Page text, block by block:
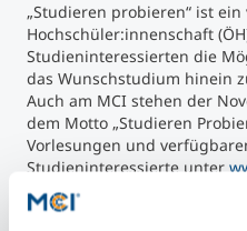
„Studieren probieren“ ist
Hochschüler:innenschaft
Studieninteressierten die
das Wunschstudium hinein
Auch am MCI stehen der
dem Motto „Studieren
Vorlesungen und
Studieninteressierte unter
Anmeldung zu den
über diese Plattform.